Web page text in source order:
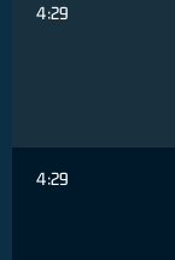
4:29
4:29